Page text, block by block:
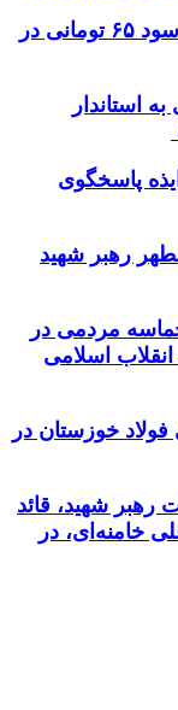
اخبار گروه سرمایه گذاری تصویب سود ۶۵ تومانی در
استاندار
پاسخگوی
رهبر شهید
مردمی در
اسلامی
خوزستان در
شهید، قائد
خامنه‌ای، در